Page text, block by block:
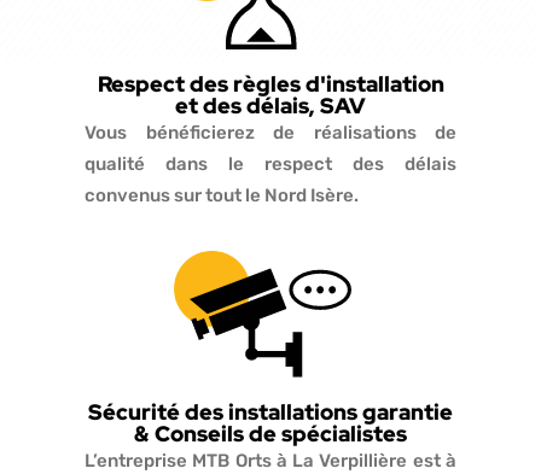
Respect des règles d'installation
et des délais, SAV
Vous bénéficierez de réalisations de
qualité dans le respect des délais
convenus sur tout le Nord Isère.
Sécurité des installations garantie
& Conseils de spécialistes
L’entreprise MTB Orts à La Verpillière est à